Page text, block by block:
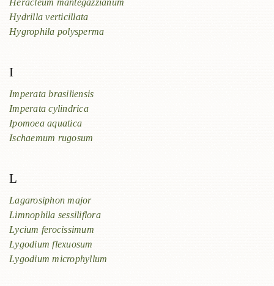
Heracleum mantegazzianum
Hydrilla verticillata
Hygrophila polysperma
I
Imperata brasiliensis
Imperata cylindrica
Ipomoea aquatica
Ischaemum rugosum
L
Lagarosiphon major
Limnophila sessiliflora
Lycium ferocissimum
Lygodium flexuosum
Lygodium microphyllum